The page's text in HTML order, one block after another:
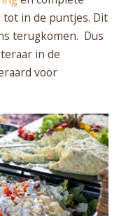
in de puntjes. Dit
terugkomen. Dus
in de
voor